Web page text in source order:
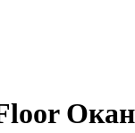
Окан